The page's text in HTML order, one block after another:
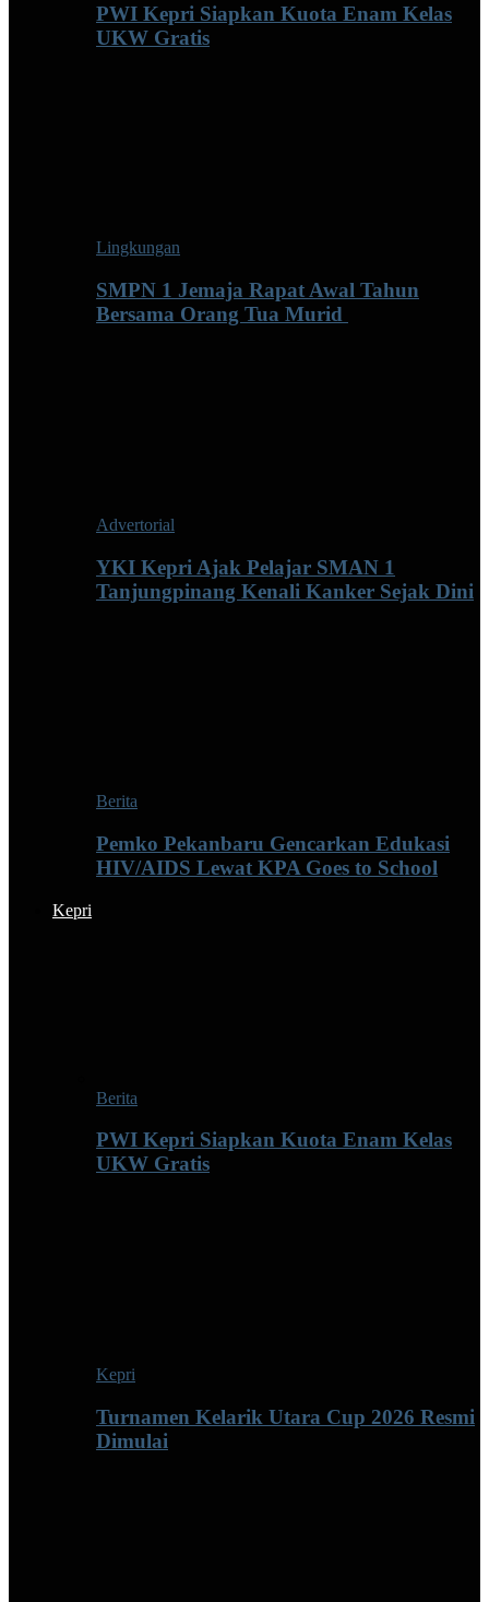
PWI Kepri Siapkan Kuota Enam Kelas
UKW Gratis
Lingkungan
SMPN 1 Jemaja Rapat Awal Tahun
Bersama Orang Tua Murid ‎
Advertorial
YKI Kepri Ajak Pelajar SMAN 1
Tanjungpinang Kenali Kanker Sejak Dini
Berita
Pemko Pekanbaru Gencarkan Edukasi
HIV/AIDS Lewat KPA Goes to School
Kepri
Berita
PWI Kepri Siapkan Kuota Enam Kelas
UKW Gratis
Kepri
Turnamen Kelarik Utara Cup 2026 Resmi
Dimulai